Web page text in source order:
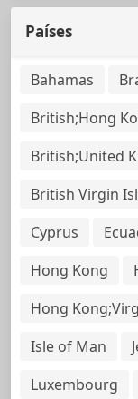
Países
Bahamas
British;Hong
British;United
British Virgin
Cyprus
Hong Kong
Hong
Isle of Man
Luxembourg